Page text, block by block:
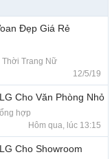
Đẹp Giá Rẻ
Thời Trang Nữ
12/5/19
Cho Văn Phòng Nhỏ
hợp
Hôm qua, lúc 13:15
Cho Showroom